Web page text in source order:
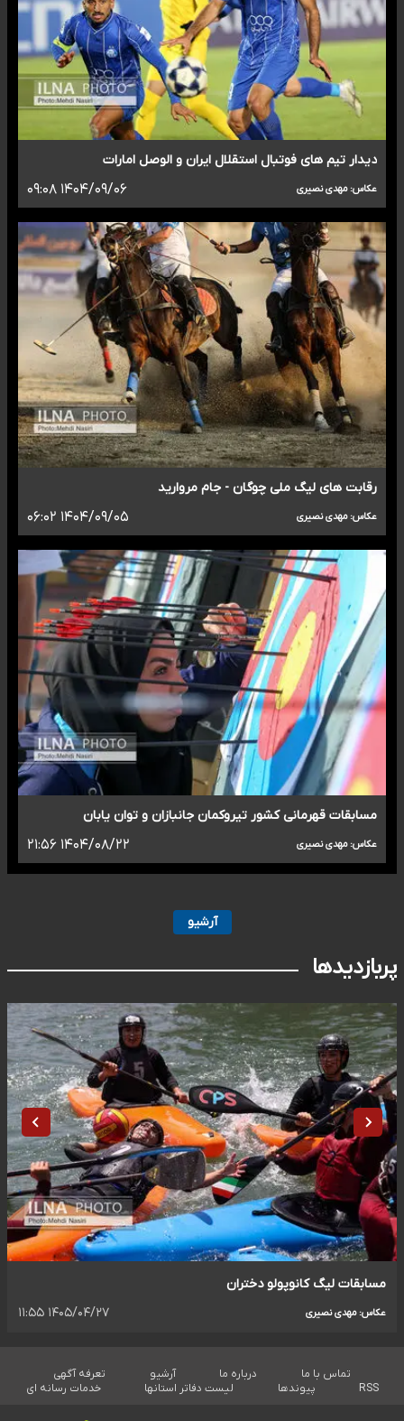
دیدار تیم ‌های فوتبال استقلال ایران و الوصل امارات
عکاس: مهدی نصیری ۱۴۰۴/۰۹/۰۶ ۰۹:۰۸
رقابت های لیگ ملی چوگان - جام مروارید
عکاس: مهدی نصیری ۱۴۰۴/۰۹/۰۵ ۰۶:۰۲
مسابقات قهرمانی کشور تیروکمان جانبازان و توان یابان
عکاس: مهدی نصیری ۱۴۰۴/۰۸/۲۲ ۲۱:۵۶
آرشیو
پربازدیدها
مسابقات لیگ کانوپولو دختران
عکاس: مهدی نصیری ۱۴۰۵/۰۴/۲۷ ۱۱:۵۵
تماس با ما درباره ما آرشیو
تعرفه آگهی
RSS
پیوندها لیست دفاتر استانها خدمات رسانه ای